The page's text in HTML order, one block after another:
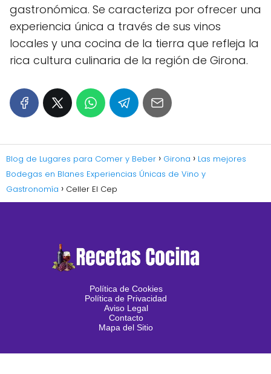
gastronómica. Se caracteriza por ofrecer una
experiencia única a través de sus vinos
locales y una cocina de la tierra que refleja la
rica cultura culinaria de la región de Girona.
Blog de Lugares para Comer y Beber Girona
Las mejores
Bodegas en Blanes Experiencias Únicas de Vino y
Gastronomía
Celler El Cep
Política de Cookies
Política de Privacidad
Aviso Legal
Contacto
Mapa del Sitio